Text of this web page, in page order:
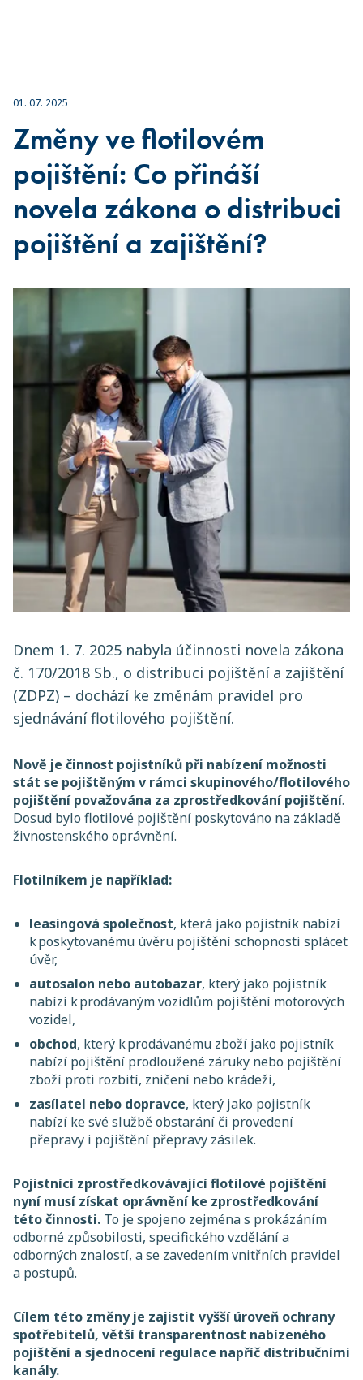
01. 07. 2025
Změny ve flotilovém
pojištění: Co přináší
novela zákona o distribuci
pojištění a zajištění?
Dnem 1. 7. 2025 nabyla účinnosti novela zákona
č. 170/2018 Sb., o distribuci pojištění a zajištění
(ZDPZ) – dochází ke změnám pravidel pro
sjednávání flotilového pojištění.
Nově je činnost pojistníků při nabízení možnosti
stát se pojištěným v rámci skupinového/flotilového
pojištění považována za zprostředkování pojištění.
Dosud bylo flotilové pojištění poskytováno na základě
živnostenského oprávnění.
Flotilníkem je například:
leasingová společnost, která jako pojistník nabízí
k poskytovanému úvěru pojištění schopnosti splácet
úvěr,
autosalon nebo autobazar, který jako pojistník
nabízí k prodávaným vozidlům pojištění motorových
vozidel,
obchod, který k prodávanému zboží jako pojistník
nabízí pojištění prodloužené záruky nebo pojištění
zboží proti rozbití, zničení nebo krádeži,
zasílatel nebo dopravce, který jako pojistník
nabízí ke své službě obstarání či provedení
přepravy i pojištění přepravy zásilek.
Pojistníci zprostředkovávající flotilové pojištění
nyní musí získat oprávnění ke zprostředkování
této činnosti. To je spojeno zejména s prokázáním
odborné způsobilosti, specifického vzdělání a
odborných znalostí, a se zavedením vnitřních pravidel
a postupů.
Cílem této změny je zajistit vyšší úroveň ochrany
spotřebitelů, větší transparentnost nabízeného
pojištění a sjednocení regulace napříč distribučními
kanály.